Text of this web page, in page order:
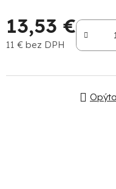
13,53 €
11 € bez DPH